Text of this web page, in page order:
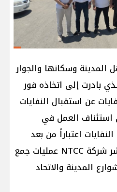
المدينة وسكانها والجوار
بادرت إلى اتخاذه فور
عن استقبال النفايات
استئناف العمل في
اعتباراً من بعد
ظهر اليوم، على أن تباشر شركة NTCC عمليات جمع
المدينة والاتحاد